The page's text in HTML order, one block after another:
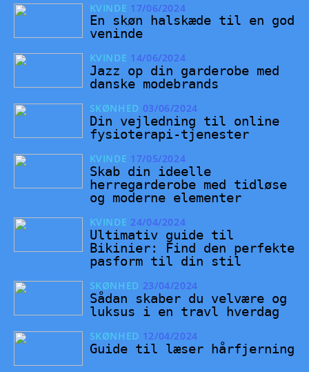
KVINDE 17/06/2024
En skøn halskæde til en god
veninde
KVINDE 14/06/2024
Jazz op din garderobe med
danske modebrands
SKØNHED 03/06/2024
Din vejledning til online
fysioterapi-tjenester
KVINDE 17/05/2024
Skab din ideelle
herregarderobe med tidløse
og moderne elementer
KVINDE 24/04/2024
Ultimativ guide til
Bikinier: Find den perfekte
pasform til din stil
SKØNHED 23/04/2024
Sådan skaber du velvære og
luksus i en travl hverdag
SKØNHED 12/04/2024
Guide til læser hårfjerning